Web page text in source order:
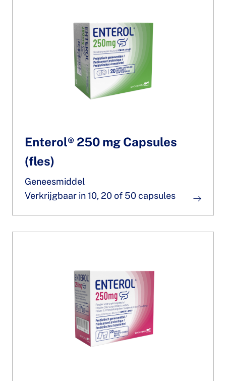
Enterol® 250 mg Capsules
(fles)
Geneesmiddel
Verkrijgbaar in 10, 20 of 50 capsules